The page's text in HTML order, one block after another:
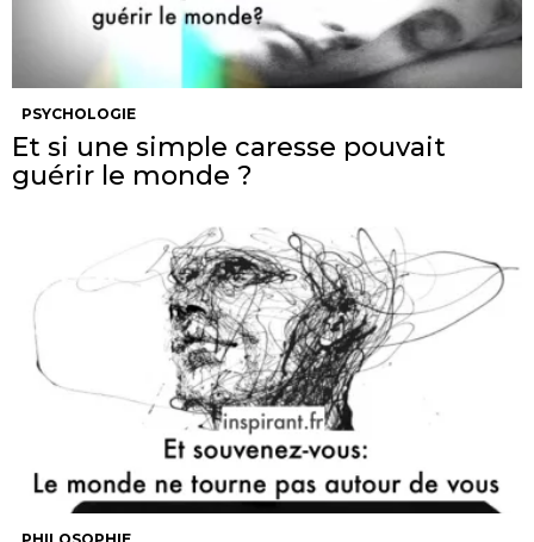
PSYCHOLOGIE
Et si une simple caresse pouvait
guérir le monde ?